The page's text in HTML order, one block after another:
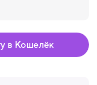
в Кошелёк